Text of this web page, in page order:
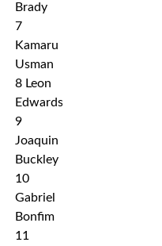
Brady
7
Kamaru
Usman
8 Leon
Edwards
9
Joaquin
Buckley
10
Gabriel
Bonfim
11